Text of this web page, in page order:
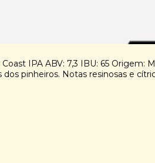
IPA ABV: 7,3 IBU: 65 Origem:
pinheiros. Notas resinosas e